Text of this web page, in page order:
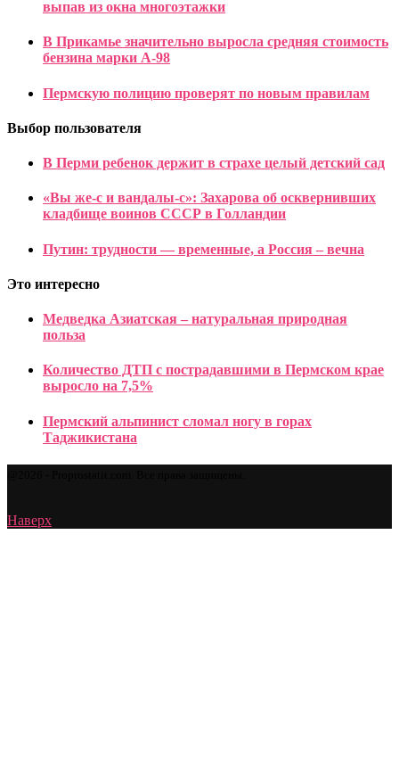
выпав из окна многоэтажки
В Прикамье значительно выросла средняя стоимость
бензина марки А-98
Пермскую полицию проверят по новым правилам
Выбор пользователя
В Перми ребенок держит в страхе целый детский сад
«Вы же-с и вандалы-с»: Захарова об осквернивших
кладбище воинов СССР в Голландии
Путин: трудности — временные, а Россия – вечна
Это интересно
Медведка Азиатская – натуральная природная
польза
Количество ДТП с пострадавшими в Пермском крае
выросло на 7,5%
Пермский альпинист сломал ногу в горах
Таджикистана
Наверх